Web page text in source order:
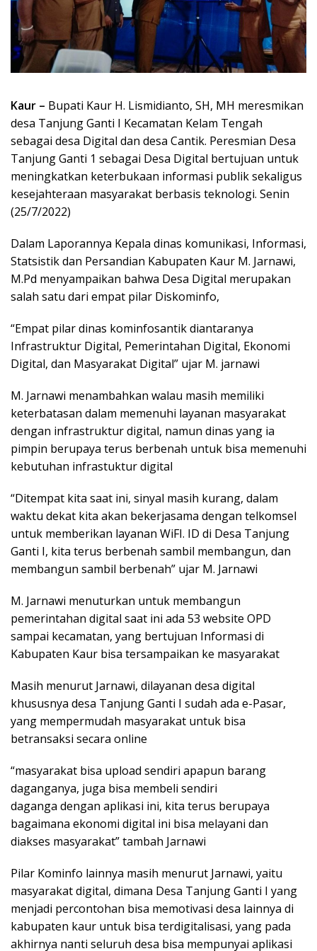
Kaur – Bupati Kaur H. Lismidianto, SH, MH meresmikan
desa Tanjung Ganti I Kecamatan Kelam Tengah
sebagai desa Digital dan desa Cantik. Peresmian Desa
Tanjung Ganti 1 sebagai Desa Digital bertujuan untuk
meningkatkan keterbukaan informasi publik sekaligus
kesejahteraan masyarakat berbasis teknologi. Senin
(25/7/2022)
Dalam Laporannya Kepala dinas komunikasi, Informasi,
Statsistik dan Persandian Kabupaten Kaur M. Jarnawi,
M.Pd menyampaikan bahwa Desa Digital merupakan
salah satu dari empat pilar Diskominfo,
“Empat pilar dinas kominfosantik diantaranya
Infrastruktur Digital, Pemerintahan Digital, Ekonomi
Digital, dan Masyarakat Digital” ujar M. jarnawi
M. Jarnawi menambahkan walau masih memiliki
keterbatasan dalam memenuhi layanan masyarakat
dengan infrastruktur digital, namun dinas yang ia
pimpin berupaya terus berbenah untuk bisa memenuhi
kebutuhan infrastuktur digital
“Ditempat kita saat ini, sinyal masih kurang, dalam
waktu dekat kita akan bekerjasama dengan telkomsel
untuk memberikan layanan WiFI. ID di Desa Tanjung
Ganti I, kita terus berbenah sambil membangun, dan
membangun sambil berbenah” ujar M. Jarnawi
M. Jarnawi menuturkan untuk membangun
pemerintahan digital saat ini ada 53 website OPD
sampai kecamatan, yang bertujuan Informasi di
Kabupaten Kaur bisa tersampaikan ke masyarakat
Masih menurut Jarnawi, dilayanan desa digital
khususnya desa Tanjung Ganti I sudah ada e-Pasar,
yang mempermudah masyarakat untuk bisa
betransaksi secara online
“masyarakat bisa upload sendiri apapun barang
daganganya, juga bisa membeli sendiri
daganga dengan aplikasi ini, kita terus berupaya
bagaimana ekonomi digital ini bisa melayani dan
diakses masyarakat” tambah Jarnawi
Pilar Kominfo lainnya masih menurut Jarnawi, yaitu
masyarakat digital, dimana Desa Tanjung Ganti I yang
menjadi percontohan bisa memotivasi desa lainnya di
kabupaten kaur untuk bisa terdigitalisasi, yang pada
akhirnya nanti seluruh desa bisa mempunyai aplikasi